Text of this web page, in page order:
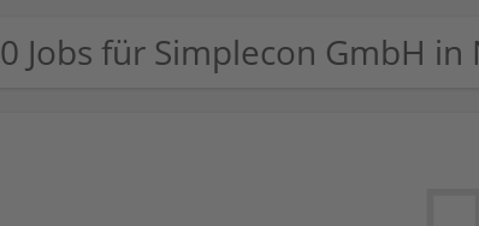
0 Jobs für Simplecon GmbH